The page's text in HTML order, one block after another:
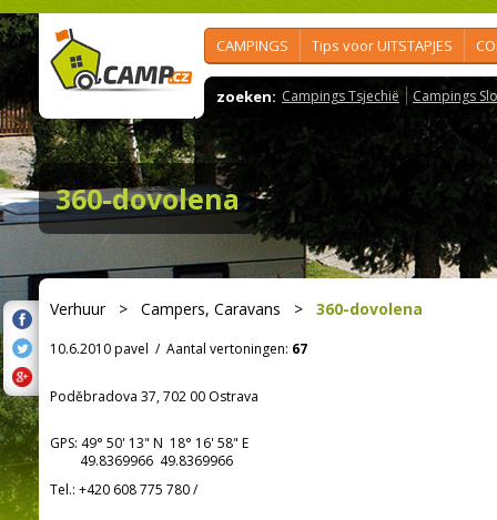
CAMPINGS Tips voor UITSTAPJES
zoeken: Campings Tsjechië Campings
360-dovolena
Verhuur> Campers, Caravans > 360-dovolena
10.6.2010 pavel / Aantal vertoningen: 67
Poděbradova 37, 702 00 Ostrava
GPS: 49° 50' 13" N 18° 16' 58" E
49.8369966 49.8369966
Tel.: +420 608 775 780/